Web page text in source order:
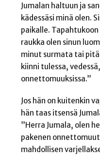
Jumalan haltuun ja
kädessäsi minä olen.
paikalle.
raukka olen sinun
minut surmata tai
kiinni tulessa,
onnettomuuksissa.”
Jos hän on kuitenkin
hän taas itsensä
”Herra Jumala, olen
pakenen
mahdollisen